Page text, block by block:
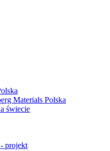
Materials Polska
świecie
projekt